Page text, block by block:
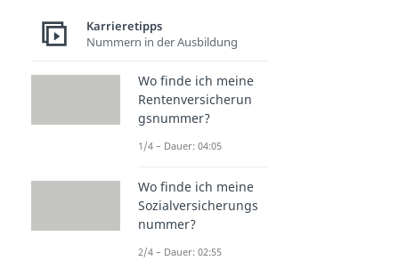
Karrieretipps
Nummern in der Ausbildung
Wo finde ich meine
Rentenversicherun
gsnummer?
1/4 – Dauer: 04:05
Wo finde ich meine
Sozialversicherungs
nummer?
2/4 – Dauer: 02:55